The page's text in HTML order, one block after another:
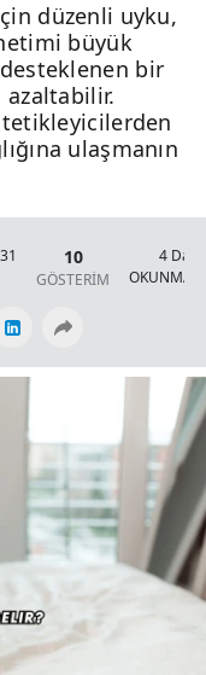
düzenli uyku,
büyük
bir
azaltabilir.
tetikleyicilerden
ulaşmanın
10
GÖSTERİM
4
OKUNMA